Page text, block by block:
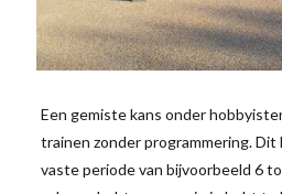
Een gemiste kans onder
trainen zonder programmering.
vaste periode van bijvoorbeeld 6